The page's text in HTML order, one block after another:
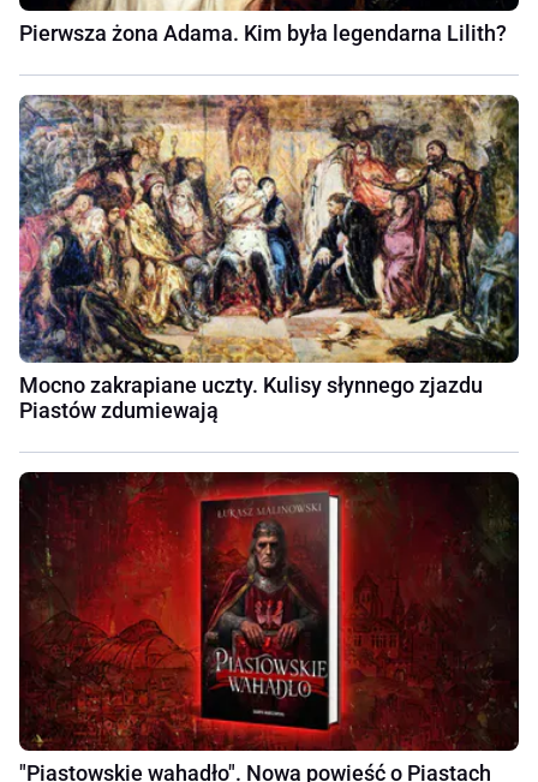
Pierwsza żona Adama. Kim była legendarna Lilith?
Mocno zakrapiane uczty. Kulisy słynnego zjazdu
Piastów zdumiewają
"Piastowskie wahadło". Nowa powieść o Piastach